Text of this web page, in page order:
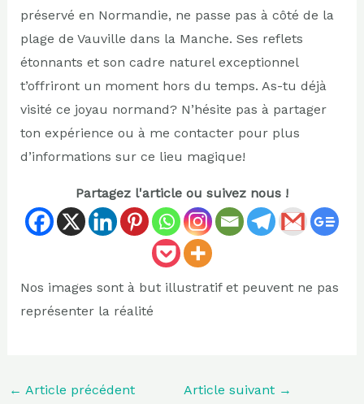
préservé en Normandie, ne passe pas à côté de la
plage de Vauville dans la Manche. Ses reflets
étonnants et son cadre naturel exceptionnel
t’offriront un moment hors du temps. As-tu déjà
visité ce joyau normand? N’hésite pas à partager
ton expérience ou à me contacter pour plus
d’informations sur ce lieu magique!
Partagez l'article ou suivez nous !
Nos images sont à but illustratif et peuvent ne pas
représenter la réalité
← Article précédent Article suivant →